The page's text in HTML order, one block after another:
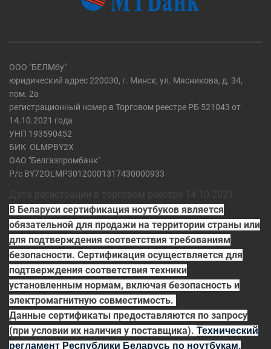
ООО "БЕЛМбу"
юридический адрес 220030, г. Минск, ул. Мясникова, д. 34,
пом. 2а
регистрационный номер в Торговом реестре РБ 521043 от
14.10.2021 года
УНП 193590452
БИК OLMPBY2X
ОАО "Белгазпромбанк"
Р/с BY72OLMP30120001317430000933
В Беларуси сертификация ноутбуков является
обязательной для продажи на территории страны или
для подтверждения соответствия требованиям
безопасности. Сертификация осуществляется для
подтверждения соответствия техники
установленным нормам, включая безопасность и
электромагнитную совместимость.
Данные сертификаты предоставляются по запросу
(при условии их наличия у поставщика). Технический
регламент Республики Беларусь по ноутбукам,